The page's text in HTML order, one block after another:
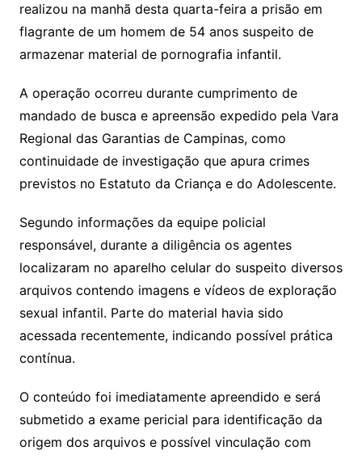
realizou na manhã desta quarta-feira a prisão em
flagrante de um homem de 54 anos suspeito de
armazenar material de pornografia infantil.
A operação ocorreu durante cumprimento de
mandado de busca e apreensão expedido pela Vara
Regional das Garantias de Campinas, como
continuidade de investigação que apura crimes
previstos no Estatuto da Criança e do Adolescente.
Segundo informações da equipe policial
responsável, durante a diligência os agentes
localizaram no aparelho celular do suspeito diversos
arquivos contendo imagens e vídeos de exploração
sexual infantil. Parte do material havia sido
acessada recentemente, indicando possível prática
contínua.
O conteúdo foi imediatamente apreendido e será
submetido a exame pericial para identificação da
origem dos arquivos e possível vinculação com